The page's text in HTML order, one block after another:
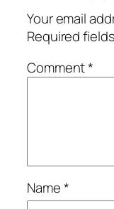
Your email
Required
Comment*
Name*